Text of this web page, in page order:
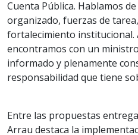
Cuenta Pública. Hablamos
organizado, fuerzas de
fortalecimiento institucional.
encontramos con un
informado y plenamente
responsabilidad que tiene
Entre las propuestas
Arrau destaca la